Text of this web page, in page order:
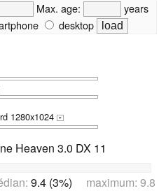
Max. age:
years
desktop
1280x1024 +
Heaven 3.0 DX 11
9.4 (3%) maximum: 9.8